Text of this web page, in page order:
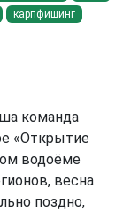
карпфишинг
команда
«Открытие
водоёме
весна
поздно,